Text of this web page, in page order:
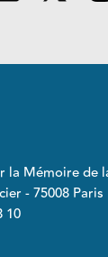
la Mémoire de
- 75008 Paris
10